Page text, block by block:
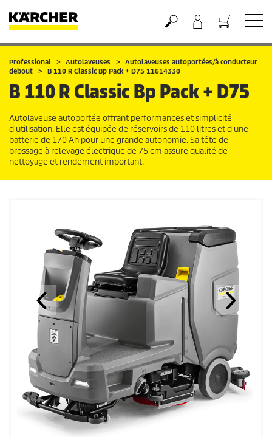
Panier
Professional Autolaveuses
Autolaveuses autoportées/à conducteur
debout
B 110 R Classic Bp Pack + D75 11614330
B 110 R Classic Bp Pack + D75
Autolaveuse autoportée offrant performances et simplicité
d'utilisation. Elle est équipée de réservoirs de 110 litres et d'une
batterie de 170 Ah pour une grande autonomie. Sa tête de
brossage à relevage électrique de 75 cm assure qualité de
nettoyage et rendement important.